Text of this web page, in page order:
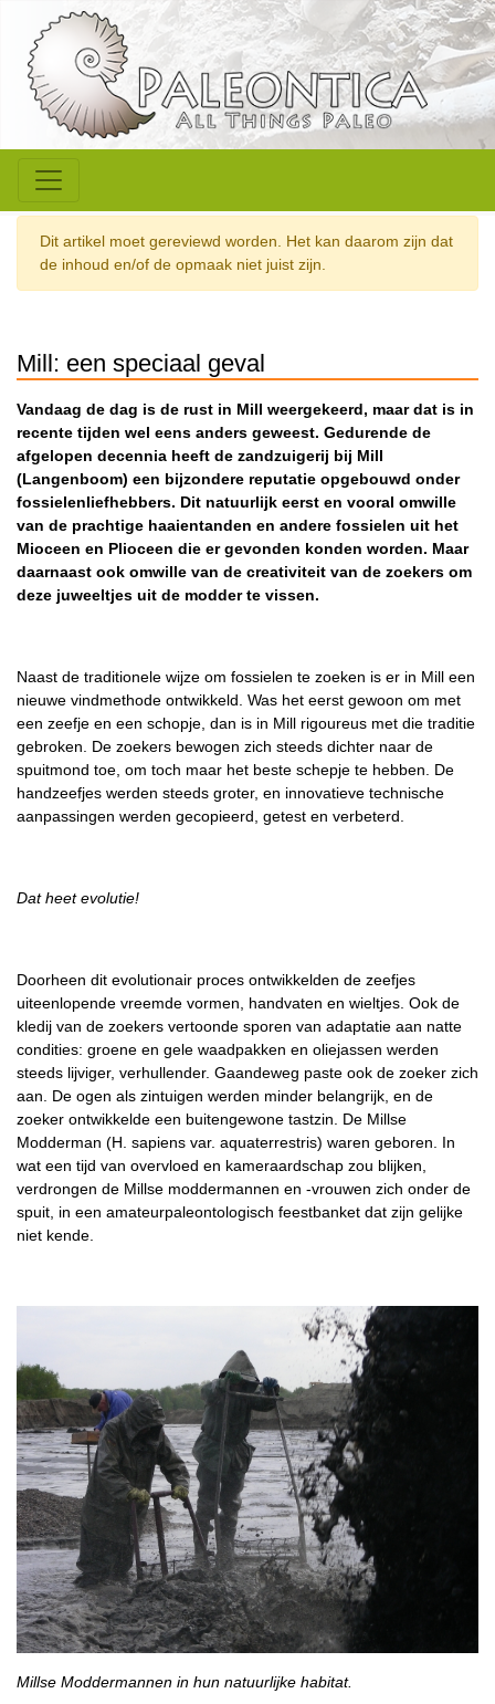
Dit artikel moet gereviewd worden. Het kan daarom zijn dat
de inhoud en/of de opmaak niet juist zijn.
Mill: een speciaal geval
Vandaag de dag is de rust in Mill weergekeerd, maar dat is in
recente tijden wel eens anders geweest. Gedurende de
afgelopen decennia heeft de zandzuigerij bij Mill
(Langenboom) een bijzondere reputatie opgebouwd onder
fossielenliefhebbers. Dit natuurlijk eerst en vooral omwille
van de prachtige haaientanden en andere fossielen uit het
Mioceen en Plioceen die er gevonden konden worden. Maar
daarnaast ook omwille van de creativiteit van de zoekers om
deze juweeltjes uit de modder te vissen.
Naast de traditionele wijze om fossielen te zoeken is er in Mill een
nieuwe vindmethode ontwikkeld. Was het eerst gewoon om met
een zeefje en een schopje, dan is in Mill rigoureus met die traditie
gebroken. De zoekers bewogen zich steeds dichter naar de
spuitmond toe, om toch maar het beste schepje te hebben. De
handzeefjes werden steeds groter, en innovatieve technische
aanpassingen werden gecopieerd, getest en verbeterd.
Dat heet evolutie!
Doorheen dit evolutionair proces ontwikkelden de zeefjes
uiteenlopende vreemde vormen, handvaten en wieltjes. Ook de
kledij van de zoekers vertoonde sporen van adaptatie aan natte
condities: groene en gele waadpakken en oliejassen werden
steeds lijviger, verhullender. Gaandeweg paste ook de zoeker zich
aan. De ogen als zintuigen werden minder belangrijk, en de
zoeker ontwikkelde een buitengewone tastzin. De Millse
Modderman (H. sapiens var. aquaterrestris) waren geboren. In
wat een tijd van overvloed en kameraardschap zou blijken,
verdrongen de Millse moddermannen en -vrouwen zich onder de
spuit, in een amateurpaleontologisch feestbanket dat zijn gelijke
niet kende.
Millse Moddermannen in hun natuurlijke habitat.